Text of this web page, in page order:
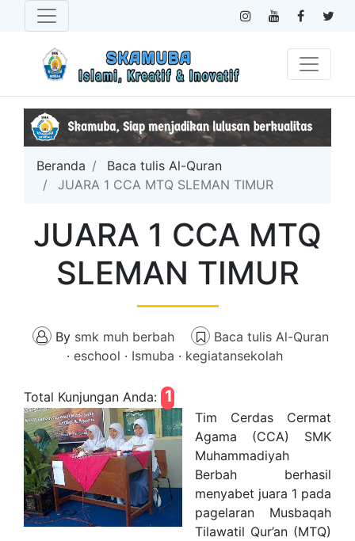
Beranda
Baca tulis Al-Quran
JUARA 1 CCA MTQ SLEMAN TIMUR
JUARA 1 CCA MTQ
SLEMAN TIMUR
By smk muh berbah
Baca tulis Al-Quran
· eschool · Ismuba · kegiatansekolah
Total Kunjungan Anda: 1
Tim Cerdas Cermat
Agama (CCA) SMK
Muhammadiyah
Berbah berhasil
menyabet juara 1 pada
pagelaran Musbaqah
Tilawatil Qur’an (MTQ)